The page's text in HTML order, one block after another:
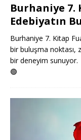
Burhaniye 7.
Edebiyatın
Burhaniye 7. Kitap
bir buluşma noktası,
bir deneyim sunuyor.
🟢